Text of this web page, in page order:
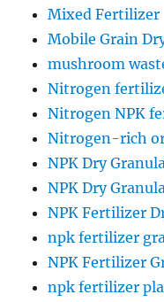
Mixed Fertilizer
Mobile Grain
mushroom
Nitrogen
Nitrogen NPK
Nitrogen-rich
NPK Dry
NPK Dry
NPK Fertilizer
npk fertilizer
NPK Fertilizer
npk fertilizer